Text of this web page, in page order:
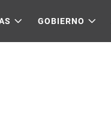
GOBIERNO